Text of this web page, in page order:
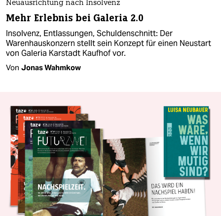
Neuausrichtung nach Insolvenz
Mehr Erlebnis bei Galeria 2.0
Insolvenz, Entlassungen, Schuldenschnitt: Der
Warenhauskonzern stellt sein Konzept für einen Neustart
von Galeria Karstadt Kaufhof vor.
Von Jonas Wahmkow